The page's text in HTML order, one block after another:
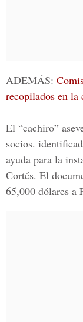
ADEMÁS:
recopilados en la
El “cachiro”
socios.
ayuda para la
Cortés. El
65,000 dólares a